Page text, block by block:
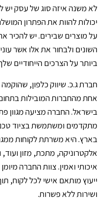
לא משנה איזה סוג של עסק יש
יכולות להוות את הפתרון
על מוצרים שבירים. יש להכיר
השונים ולבחור את אלו אשר
ביותר על הצרכים הייחודיים
אחת מהחברות המובילות
בישראל. החברה מציעה מגוון
מתקדמים ומשתמשת בציוד
בארץ. היא משרתת לקוחות
אלקטרוניקה, מתכת, מזון
איכותי ואמין. צוות החברה
ייעוץ מותאם אישי לכל לקוח,
ושירות ללא פשרות.